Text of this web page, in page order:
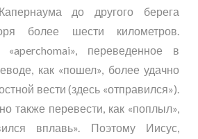
до другого берега
более шести километров.
«aperchomai», переведенное в
как «пошел», более удачно
вести (здесь «отправился»).
также перевести, как «поплыл»,
вплавь». Поэтому Иисус,